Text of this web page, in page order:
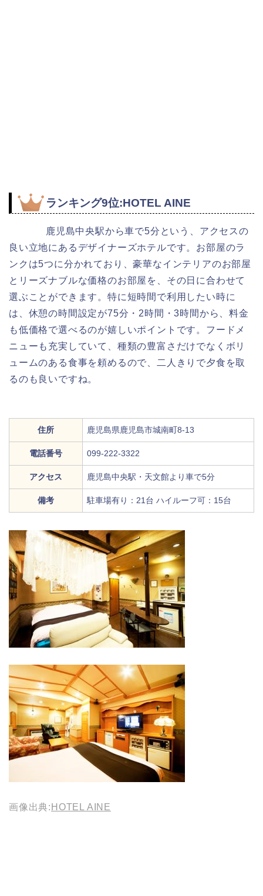
ランキング9位:HOTEL AINE
鹿児島中央駅から車で5分という、アクセスの
良い立地にあるデザイナーズホテルです。お部屋のラ
ンクは5つに分かれており、豪華なインテリアのお部屋
とリーズナブルな価格のお部屋を、その日に合わせて
選ぶことができます。特に短時間で利用したい時に
は、休憩の時間設定が75分・2時間・3時間から、料金
も低価格で選べるのが嬉しいポイントです。フードメ
ニューも充実していて、種類の豊富さだけでなくボリ
ュームのある食事を頼めるので、二人きりで夕食を取
るのも良いですね。
住所 鹿児島県鹿児島市城南町8-13
電話番号 099-222-3322
アクセス 鹿児島中央駅・天文館より車で5分
備考 駐車場有り：21台 ハイルーフ可：15台
画像出典: HOTEL AINE